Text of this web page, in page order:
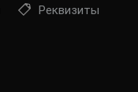
Реквизиты